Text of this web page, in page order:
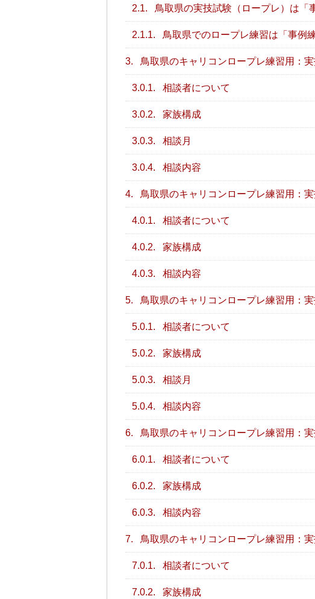
2.1. 鳥取県の実技試験（ロープレ）は「
2.1.1. 鳥取県でのロープレ練習は「事例
3. 鳥取県のキャリコンロープレ練習用：
3.0.1. 相談者について
3.0.2. 家族構成
3.0.3. 相談月
3.0.4. 相談内容
4. 鳥取県のキャリコンロープレ練習用：
4.0.1. 相談者について
4.0.2. 家族構成
4.0.3. 相談内容
5. 鳥取県のキャリコンロープレ練習用：
5.0.1. 相談者について
5.0.2. 家族構成
5.0.3. 相談月
5.0.4. 相談内容
6. 鳥取県のキャリコンロープレ練習用：
6.0.1. 相談者について
6.0.2. 家族構成
6.0.3. 相談内容
7. 鳥取県のキャリコンロープレ練習用：
7.0.1. 相談者について
7.0.2. 家族構成